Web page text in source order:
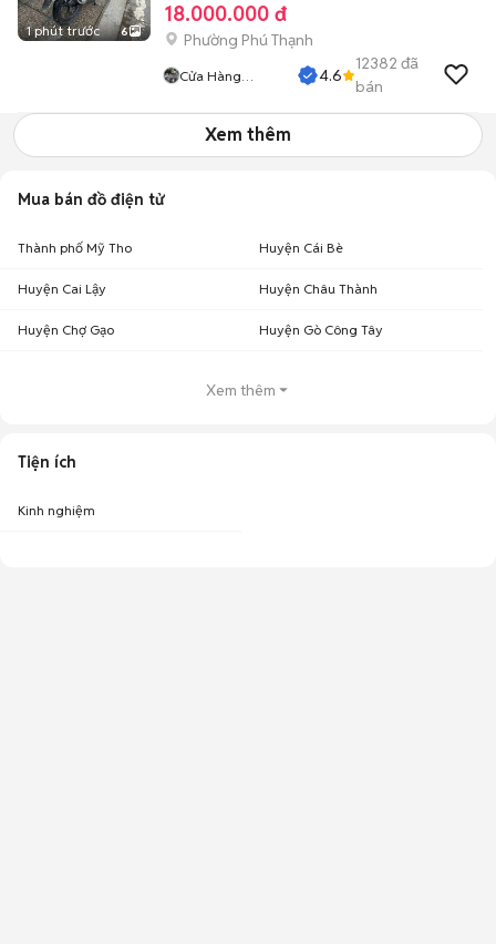
1 phút trước 6
18.000.000 đ
Phường Phú Thạnh
Cửa Hàng
4.6
12382 đã
bán
Xem thêm
Mua bán đồ điện tử
Thành phố Mỹ Tho Huyện Cái Bè
Huyện Cai Lậy Huyện Châu Thành
Huyện Chợ Gạo Huyện Gò Công Tây
Xem thêm
Tiện ích
Kinh nghiệm